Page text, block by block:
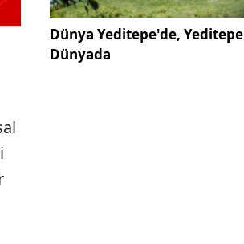
Dünya Yeditepe'de, Yeditepe
Dünyada